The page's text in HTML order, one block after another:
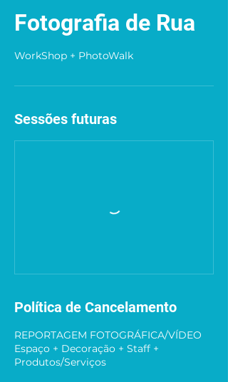
Fotografia de Rua
WorkShop + PhotoWalk
Sessões futuras
Política de Cancelamento
REPORTAGEM FOTOGRÁFICA/VÍDEO
Espaço + Decoração + Staff +
Produtos/Serviços